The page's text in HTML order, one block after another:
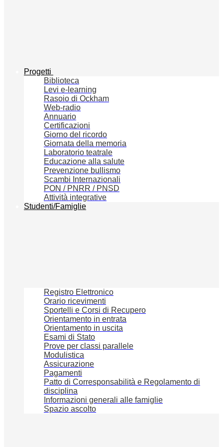
Progetti
Biblioteca
Levi e-learning
Rasoio di Ockham
Web-radio
Annuario
Certificazioni
Giorno del ricordo
Giornata della memoria
Laboratorio teatrale
Educazione alla salute
Prevenzione bullismo
Scambi Internazionali
PON / PNRR / PNSD
Attività integrative
Studenti/Famiglie
Registro Elettronico
Orario ricevimenti
Sportelli e Corsi di Recupero
Orientamento in entrata
Orientamento in uscita
Esami di Stato
Prove per classi parallele
Modulistica
Assicurazione
Pagamenti
Patto di Corresponsabilità e Regolamento di
disciplina
Informazioni generali alle famiglie
Spazio ascolto